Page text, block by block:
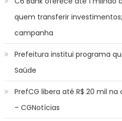
quem transferir
campanha
Prefeitura institui programa
Saúde
PrefCG libera até R$ 20 mil
– CGNotícias